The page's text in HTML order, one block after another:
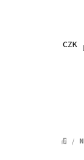
CZK
/